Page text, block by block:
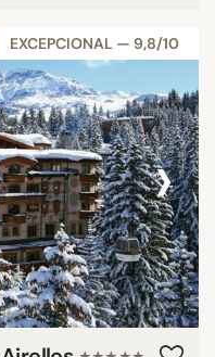
EXCEPCIONAL — 9,8/10
›